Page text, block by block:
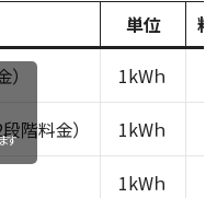
単位
料
1kWｈ
階料金） 1kWｈ
1kWｈ
す